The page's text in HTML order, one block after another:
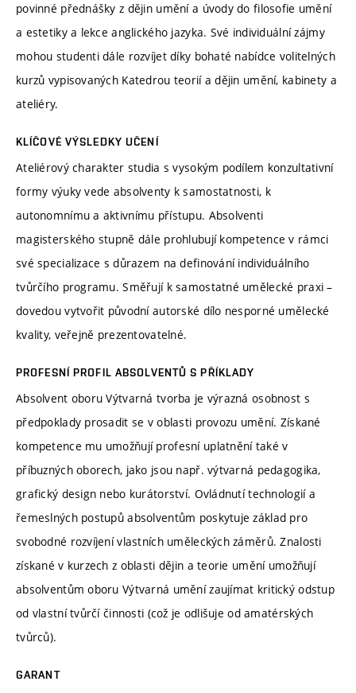
povinné přednášky z dějin umění a úvody do filosofie umění
a estetiky a lekce anglického jazyka. Své individuální zájmy
mohou studenti dále rozvíjet díky bohaté nabídce volitelných
kurzů vypisovaných Katedrou teorií a dějin umění, kabinety a
ateliéry.
KLÍČOVÉ VÝSLEDKY UČENÍ
Ateliérový charakter studia s vysokým podílem konzultativní
formy výuky vede absolventy k samostatnosti, k
autonomnímu a aktivnímu přístupu. Absolventi
magisterského stupně dále prohlubují kompetence v rámci
své specializace s důrazem na definování individuálního
tvůrčího programu. Směřují k samostatné umělecké praxi –
dovedou vytvořit původní autorské dílo nesporné umělecké
kvality, veřejně prezentovatelné.
PROFESNÍ PROFIL ABSOLVENTŮ S PŘÍKLADY
Absolvent oboru Výtvarná tvorba je výrazná osobnost s
předpoklady prosadit se v oblasti provozu umění. Získané
kompetence mu umožňují profesní uplatnění také v
příbuzných oborech, jako jsou např. výtvarná pedagogika,
grafický design nebo kurátorství. Ovládnutí technologií a
řemeslných postupů absolventům poskytuje základ pro
svobodné rozvíjení vlastních uměleckých záměrů. Znalosti
získané v kurzech z oblasti dějin a teorie umění umožňují
absolventům oboru Výtvarná umění zaujímat kritický odstup
od vlastní tvůrčí činnosti (což je odlišuje od amatérských
tvůrců).
GARANT